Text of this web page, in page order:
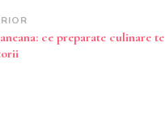
ce preparate culinare te